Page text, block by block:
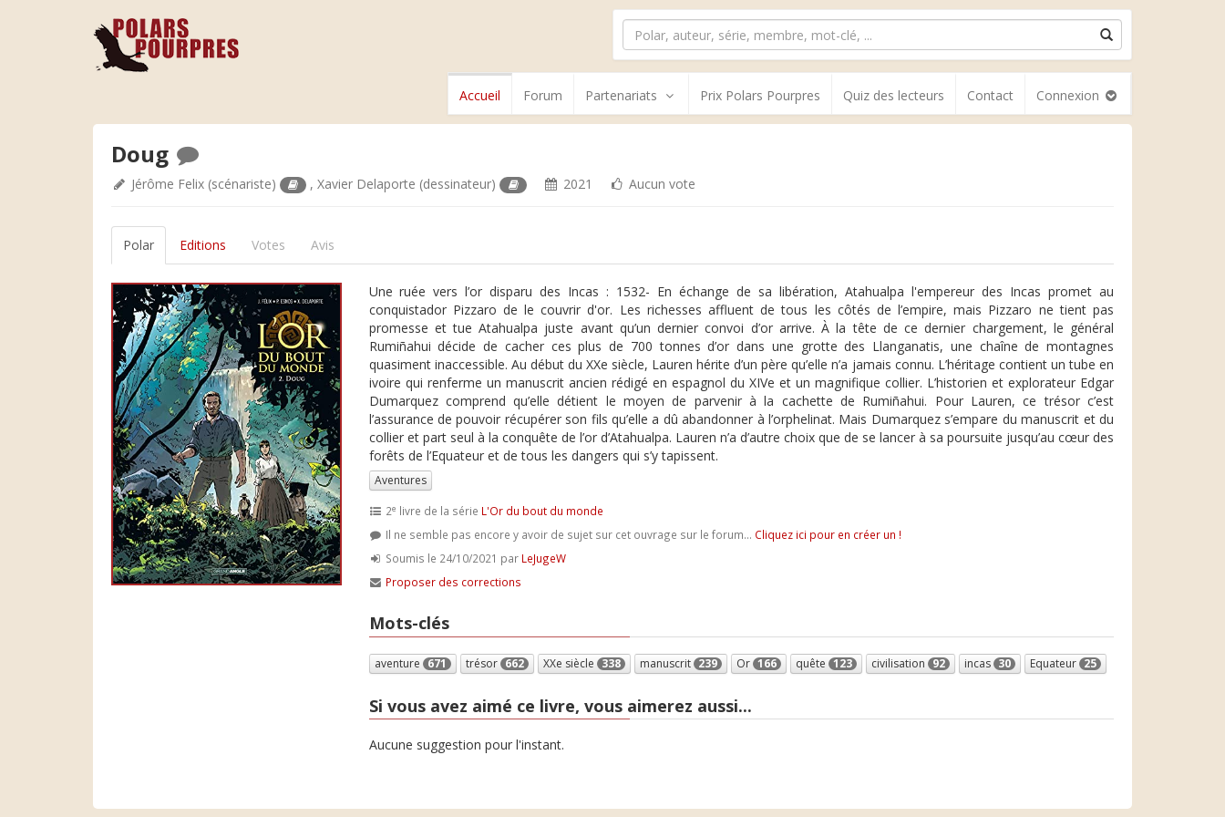
Accueil Forum Partenariats Prix Polars Pourpres Quiz des lecteurs Contact Connexion
Doug
Jérôme Felix (scénariste) ,Xavier Delaporte (dessinateur) 2021 Aucun vote
Polar Editions Votes Avis
Une ruée vers l’or disparu des Incas : 1532- En échange de sa libération, Atahualpa l'empereur des Incas promet au
conquistador Pizzaro de le couvrir d'or. Les richesses affluent de tous les côtés de l’empire, mais Pizzaro ne tient pas
promesse et tue Atahualpa juste avant qu’un dernier convoi d’or arrive. À la tête de ce dernier chargement, le général
Rumiñahui décide de cacher ces plus de 700 tonnes d’or dans une grotte des Llanganatis, une chaîne de montagnes
quasiment inaccessible. Au début du XXe siècle, Lauren hérite d’un père qu’elle n’a jamais connu. L’héritage contient un tube en
ivoire qui renferme un manuscrit ancien rédigé en espagnol du XIVe et un magnifique collier. L’historien et explorateur Edgar
Dumarquez comprend qu’elle détient le moyen de parvenir à la cachette de Rumiñahui. Pour Lauren, ce trésor c’est
l’assurance de pouvoir récupérer son fils qu’elle a dû abandonner à l’orphelinat. Mais Dumarquez s’empare du manuscrit et du
collier et part seul à la conquête de l’or d’Atahualpa. Lauren n’a d’autre choix que de se lancer à sa poursuite jusqu’au cœur des
forêts de l’Equateur et de tous les dangers qui s’y tapissent.
Aventures
2e livre de la série L'Or du bout du monde
Il ne semble pas encore y avoir de sujet sur cet ouvrage sur le forum... Cliquez ici pour en créer un !
Soumis le 24/10/2021 par LeJugeW
Proposer des corrections
Mots-clés
aventure 671 trésor 662 XXe siècle 338 manuscrit 239 Or 166 quête 123 civilisation 92 incas 30 Equateur 25
Si vous avez aimé ce livre, vous aimerez aussi...
Aucune suggestion pour l'instant.